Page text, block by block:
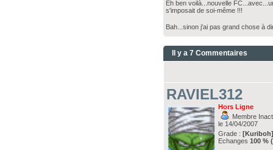
Eh ben voilà...nouvelle
s'imposait de soi-même !!!
Bah...sinon j'ai pas grand chose à
Il y a 7 Commentaires
RAVIEL312
Hors Ligne
Membre
le 14/04/2007
Grade :
Echanges100 % (